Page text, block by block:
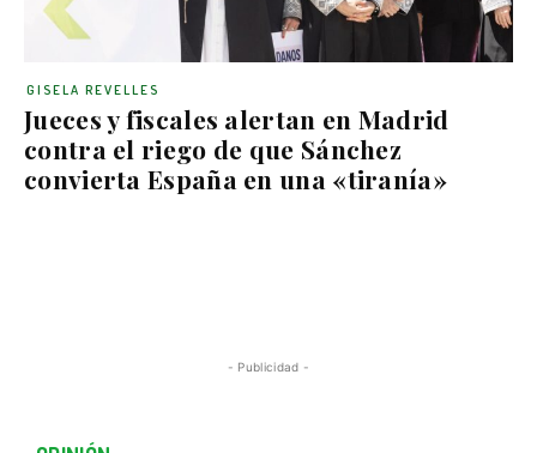
Jueces y fiscales alertan en Madrid
contra el riego de que Sánchez
convierta España en una «tiranía»
GISELA REVELLES
- Publicidad -